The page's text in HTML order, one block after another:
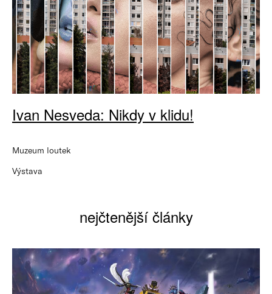
Ivan Nesveda: Nikdy v klidu!
Muzeum loutek
Výstava
nejčtenější články